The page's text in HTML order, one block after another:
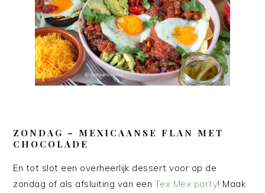
ZONDAG – MEXICAANSE FLAN MET
CHOCOLADE
En tot slot een overheerlijk dessert voor op de
zondag of als afsluiting van een Tex Mex party! Maak